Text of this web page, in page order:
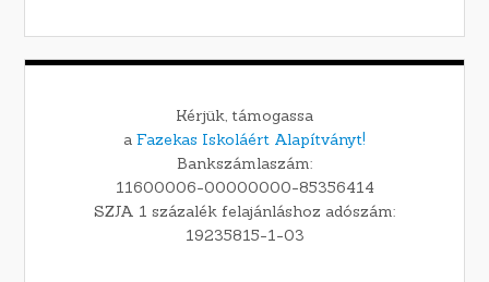
Kérjük, támogassa
a Fazekas Iskoláért Alapítványt!
Bankszámlaszám:
11600006-00000000-85356414
SZJA 1 százalék felajánláshoz adószám:
19235815-1-03